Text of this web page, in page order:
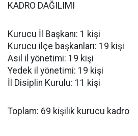
KADRO DAĞILIMI
Kurucu İl Başkanı: 1 kişi
Kurucu ilçe başkanları: 19 kişi
Asil il yönetimi: 19 kişi
Yedek il yönetimi: 19 kişi
İl Disiplin Kurulu: 11 kişi
Toplam: 69 kişilik kurucu kadro